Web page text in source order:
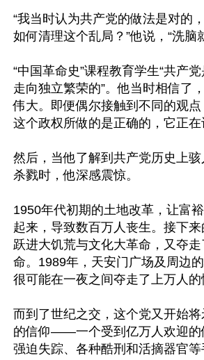
“我当时认为共产党的做法是对的
如何清理这个乱局？”他说，“洗脑
“中国革命史”课程教育学生“共产
走向独立繁荣的”。他当时相信了
伟大。即便偶尔接触到不同的观
这个政权所做的是正确的，它正在
然后，当他了解到共产党历史上
杀戮时，他深感震惊。
1950年代初期的土地改革，让富
起来，导致数百万人丧生。接下
跃进大饥荒与文化大革命，又夺
命。1989年，天安门广场及周边
很可能在一夜之间夺走了上万人的
而到了世纪之交，这个党又开始
的信仰——一个受到亿万人欢迎的
强迫失踪、各种酷刑和活摘器官